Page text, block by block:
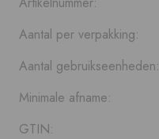
Aantal per verpakking:
Aantal gebruikseenheden:
Minimale afname:
GTIN: